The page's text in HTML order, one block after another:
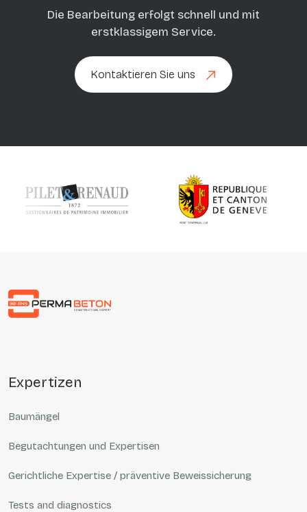
Die Bearbeitung erfolgt schnell und mit
erstklassigem Service.
Kontaktieren Sie uns
Kontaktieren Sie uns
expertizen
Baumängel
Begutachtungen und Expertisen
Gerichtliche Expertise / präventive Beweissicherung
Tests and diagnostics